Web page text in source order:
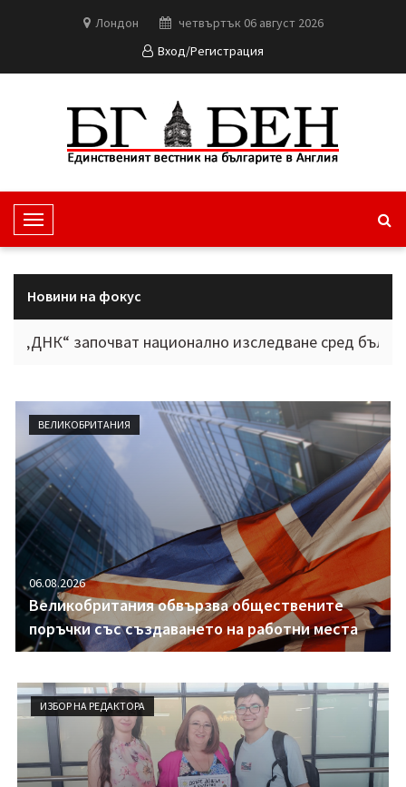
Лондон
четвъртък 06 август 2026
Вход/Регистрация
T
o
g
N
v
i
a
i
o
n
Новини на фокус
национално изследване сред българите в
ВЕЛИКОБРИТАНИЯ
06.08.2026
Великобритания обвързва обществените
поръчки със създаването на работни места
ИЗБОР НА РЕДАКТОРА